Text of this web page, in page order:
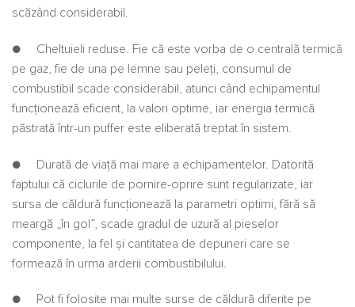
scăzând considerabil.
● Cheltuieli reduse. Fie că este vorba de o centrală termică
pe gaz, fie de una pe lemne sau peleţi, consumul de
combustibil scade considerabil, atunci când echipamentul
funcţionează eficient, la valori optime, iar energia termică
păstrată într-un puffer este eliberată treptat în sistem.
● Durată de viaţă mai mare a echipamentelor. Datorită
faptului că ciclurile de pornire-oprire sunt regularizate, iar
sursa de căldură funcţionează la parametri optimi, fără să
meargă „în gol”, scade gradul de uzură al pieselor
componente, la fel şi cantitatea de depuneri care se
formează în urma arderii combustibilului.
● Pot fi folosite mai multe surse de căldură diferite pe